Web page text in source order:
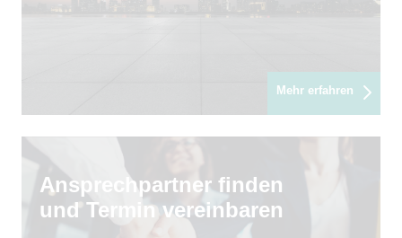
Mehr erfahren
Ansprechpartner finden
und Termin vereinbaren